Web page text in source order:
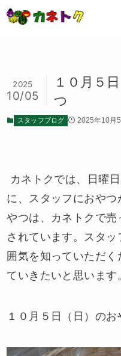
１０月５
つ
2025
10/05
スタッフブログ 2025年10月5
カネトクでは、日曜
に、スタッフにおや
やつは、カネトクで
されています。スタ
囲気を知っていただ
ていきたいと思います
１０月５日（日）のお